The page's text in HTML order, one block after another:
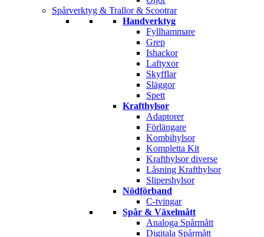
Spårverktyg & Trallor & Scootrar
Handverktyg
Fyllhammare
Grep
Ishackor
Laftyxor
Skyfflar
Släggor
Spett
Krafthylsor
Adaptorer
Förlängare
Kombihylsor
Kompletta Kit
Krafthylsor diverse
Låsning Krafthylsor
Slipershylsor
Nödförband
C-tvingar
Spår & Växelmått
Analoga Spårmått
Digitala Spårmått